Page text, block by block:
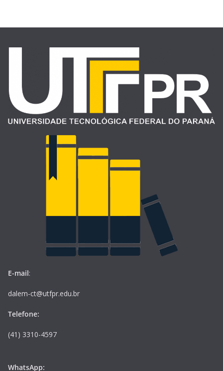
E-mail:
dalem-ct@utfpr.edu.br
Telefone:
(41) 3310-4597
WhatsApp: